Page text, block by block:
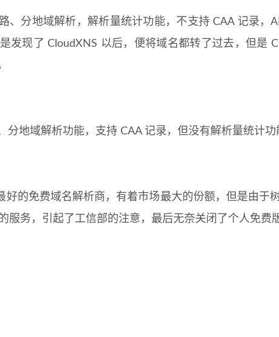
分地域解析，解析量统计功能，不支持 CAA 记录，
发现了 CloudXNS 以后，便将域名都转了过去，但是
地域解析功能，支持 CAA 记录，但没有解析量统计功
的免费域名解析商，有着市场最大的份额，但是由于
服务，引起了工信部的注意，最后无奈关闭了个人免费